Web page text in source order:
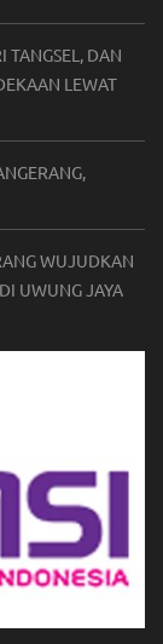
TANGSEL, DAN
LEWAT
WUJUDKAN
UWUNG JAYA